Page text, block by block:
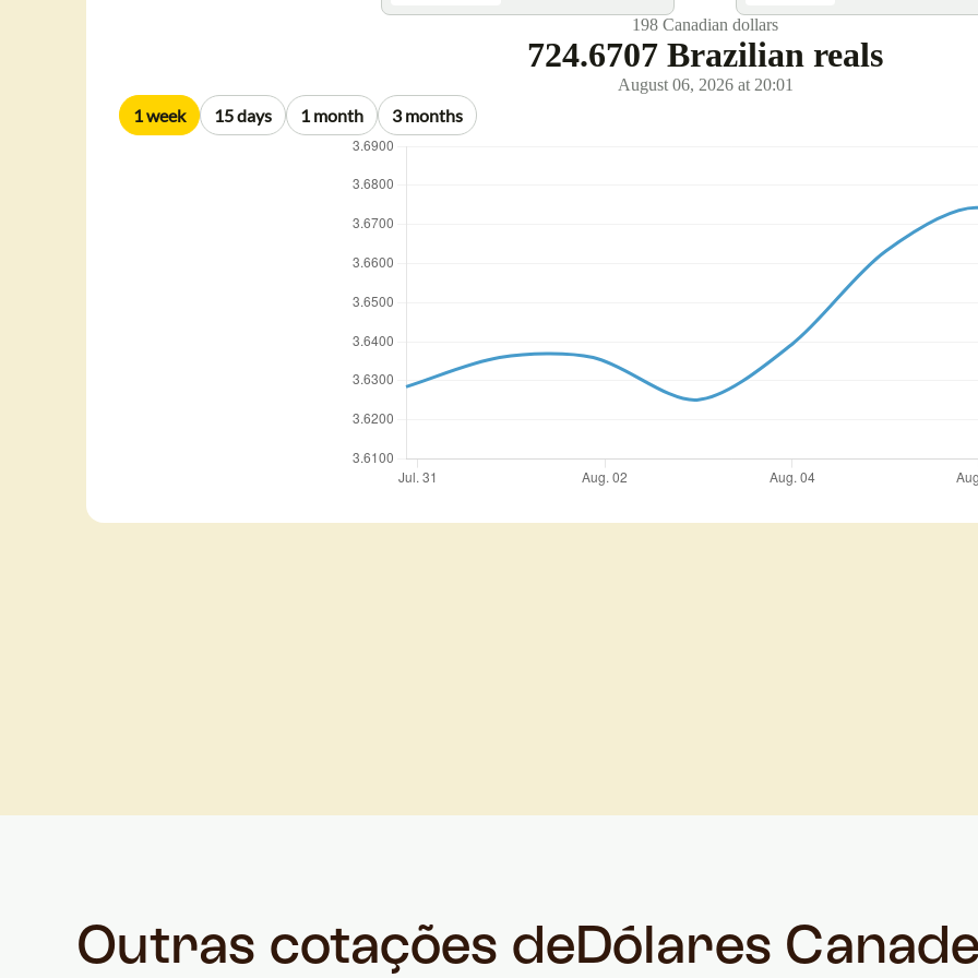
Outras cotações de Dólares